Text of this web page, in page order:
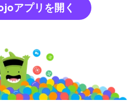
アプリを開く